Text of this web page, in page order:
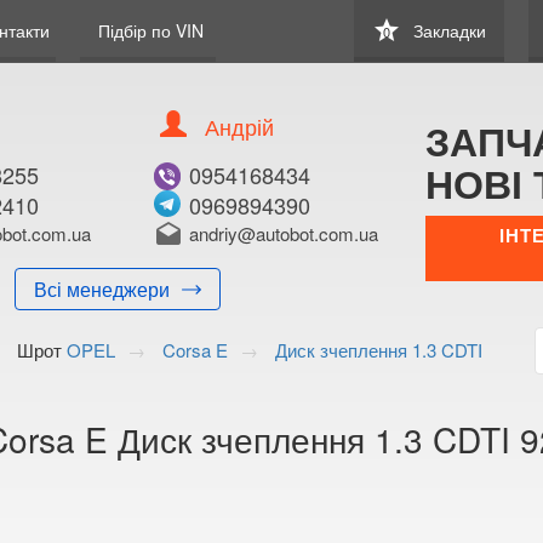
Підбір по VIN star
0 Закладки
Всі менеджери
Андрій
0954168434
0969894390
drafts andriy@autobot.com.ua
НОВІ
ШротOPEL Corsa E Диск зчеплення 1.3 CDTI
E Диск зчеплення 1.3 CDTI
В ЗАКЛАДКИ КУПИТИ
Менеджер:
Телефон:
+38 (050) 672-